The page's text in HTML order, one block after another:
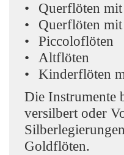
Querflöten
Querflöten
Piccoloflöten
Altflöten
Kinderflöten
Die Instrumente
versilbert oder
Goldflöten.